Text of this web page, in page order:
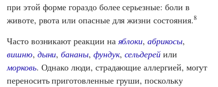
при этой форме гораздо более серьезные: боли в
животе, рвота или опасные для жизни состояния.8
Часто возникают реакции на яблоки,абрикосы,
вишню, дыни,бананы, фундук, сельдерей или
морковь. Однако люди, страдающие аллергией, могут
переносить приготовленные груши, поскольку